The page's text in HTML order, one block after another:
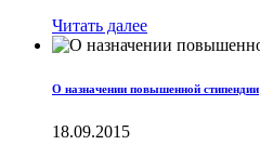
Читать далее
О назначении повышенной стипендии
18.09.2015